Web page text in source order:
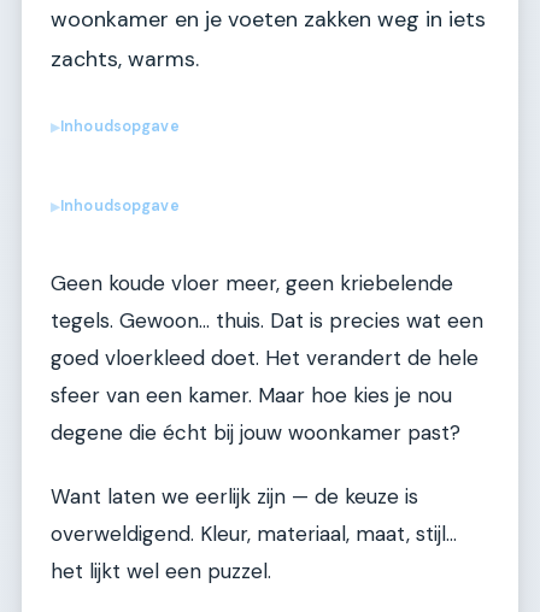
woonkamer en je voeten zakken weg in iets
zachts, warms.
▶Inhoudsopgave
▶Inhoudsopgave
Geen koude vloer meer, geen kriebelende
tegels. Gewoon… thuis. Dat is precies wat een
goed vloerkleed doet. Het verandert de hele
sfeer van een kamer. Maar hoe kies je nou
degene die écht bij jouw woonkamer past?
Want laten we eerlijk zijn — de keuze is
overweldigend. Kleur, materiaal, maat, stijl…
het lijkt wel een puzzel.